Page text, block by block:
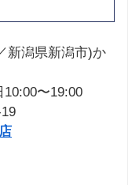
新潟県新潟市)か
〜19:00